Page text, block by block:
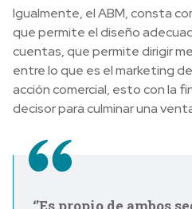
Igualmente, el ABM, consta
que permite el diseño
cuentas, que permite dirigir
entre lo que es el marketing
acción comercial, esto con la
decisor para culminar una